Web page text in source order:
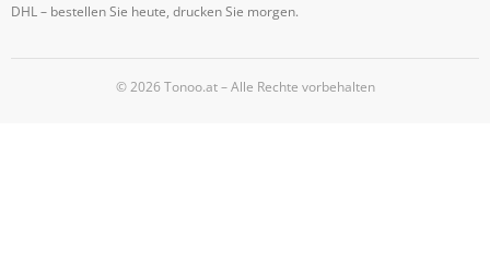
DHL – bestellen Sie heute, drucken Sie morgen.
© 2026 Tonoo.at – Alle Rechte vorbehalten